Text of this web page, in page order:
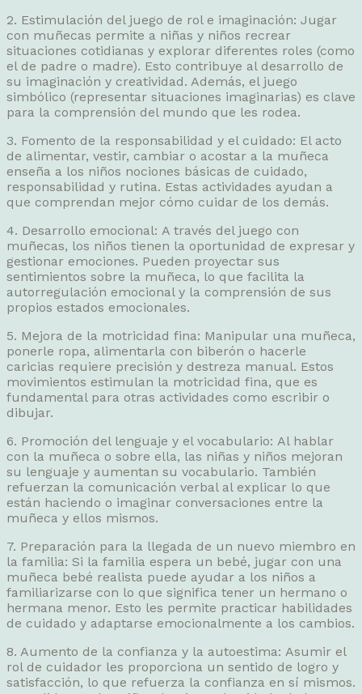
2. Estimulación del juego de rol e imaginación: Jugar
con muñecas permite a niñas y niños recrear
situaciones cotidianas y explorar diferentes roles (como
el de padre o madre). Esto contribuye al desarrollo de
su imaginación y creatividad. Además, el juego
simbólico (representar situaciones imaginarias) es clave
para la comprensión del mundo que les rodea.
3. Fomento de la responsabilidad y el cuidado: El acto
de alimentar, vestir, cambiar o acostar a la muñeca
enseña a los niños nociones básicas de cuidado,
responsabilidad y rutina. Estas actividades ayudan a
que comprendan mejor cómo cuidar de los demás.
4. Desarrollo emocional: A través del juego con
muñecas, los niños tienen la oportunidad de expresar y
gestionar emociones. Pueden proyectar sus
sentimientos sobre la muñeca, lo que facilita la
autorregulación emocional y la comprensión de sus
propios estados emocionales.
5. Mejora de la motricidad fina: Manipular una muñeca,
ponerle ropa, alimentarla con biberón o hacerle
caricias requiere precisión y destreza manual. Estos
movimientos estimulan la motricidad fina, que es
fundamental para otras actividades como escribir o
dibujar.
6. Promoción del lenguaje y el vocabulario: Al hablar
con la muñeca o sobre ella, las niñas y niños mejoran
su lenguaje y aumentan su vocabulario. También
refuerzan la comunicación verbal al explicar lo que
están haciendo o imaginar conversaciones entre la
muñeca y ellos mismos.
7. Preparación para la llegada de un nuevo miembro en
la familia: Si la familia espera un bebé, jugar con una
muñeca bebé realista puede ayudar a los niños a
familiarizarse con lo que significa tener un hermano o
hermana menor. Esto les permite practicar habilidades
de cuidado y adaptarse emocionalmente a los cambios.
8. Aumento de la confianza y la autoestima: Asumir el
rol de cuidador les proporciona un sentido de logro y
satisfacción, lo que refuerza la confianza en sí mismos.